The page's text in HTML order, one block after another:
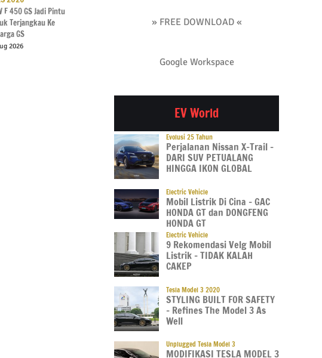
F 450 GS Jadi Pintu
Terjangkau Ke
GS
2026
Contest 2026, Bukti 15
08 Aug 2026
» FREE DOWNLOAD «
Google Workspace
EV World
Evolusi 25 Tahun
Perjalanan Nissan X-Trail –
DARI SUV PETUALANG
HINGGA IKON GLOBAL
Electric Vehicle
Mobil Listrik Di Cina – GAC
HONDA GT dan DONGFENG
HONDA GT
Electric Vehicle
9 Rekomendasi Velg Mobil
Listrik – TIDAK KALAH
CAKEP
Tesla Model 3 2020
STYLING BUILT FOR SAFETY
– Refines The Model 3 As
Well
Unplugged Tesla Model 3
MODIFIKASI TESLA MODEL 3